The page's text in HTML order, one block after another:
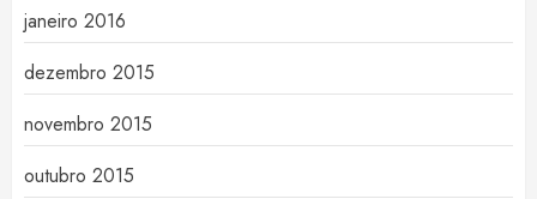
janeiro 2016
dezembro 2015
novembro 2015
outubro 2015